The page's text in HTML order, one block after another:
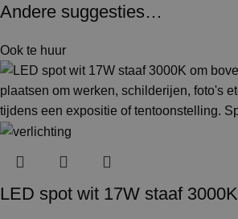
Andere suggesties…
Ook te huur
LED spot wit 17W staaf 3000K